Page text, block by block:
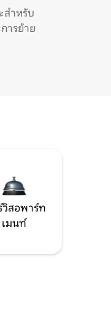
สำหรับ
ารย้าย
วิสอพาร์ท
เมนท์